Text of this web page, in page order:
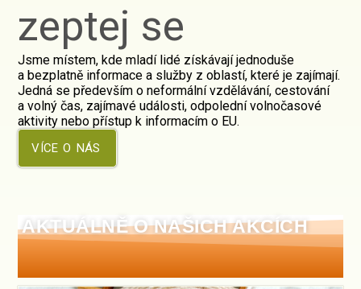
zeptej se
Jsme místem, kde mladí lidé získávají jednoduše
a bezplatně informace a služby z oblastí, které je zajímají.
Jedná se především o neformální vzdělávání, cestování
a volný čas, zajímavé události, odpolední volnočasové
aktivity nebo přístup k informacím o EU.
VÍCE O NÁS
AKTUÁLNĚ O NAŠICH AKCÍCH